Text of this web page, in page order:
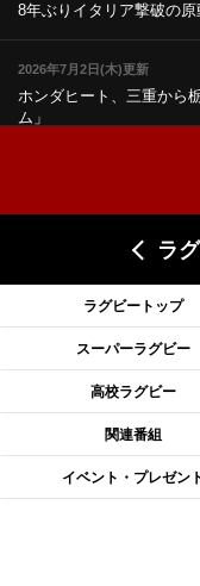
8年ぶりイタリア撃破の原
2026年7月2日(木)更新
ホンダヒート、三重から
ム」
2026年6月18日(木)更新
滑川剛人レフリー、早過
2026年6月11日(木)更新
神戸、リーグワン初優勝
2026年6月4日(木)更新
“泣き虫先生”こと山口良
ラ
ラグビートップ
スーパーラグビー
高校ラグビー
関連番組
イベント・プレゼン